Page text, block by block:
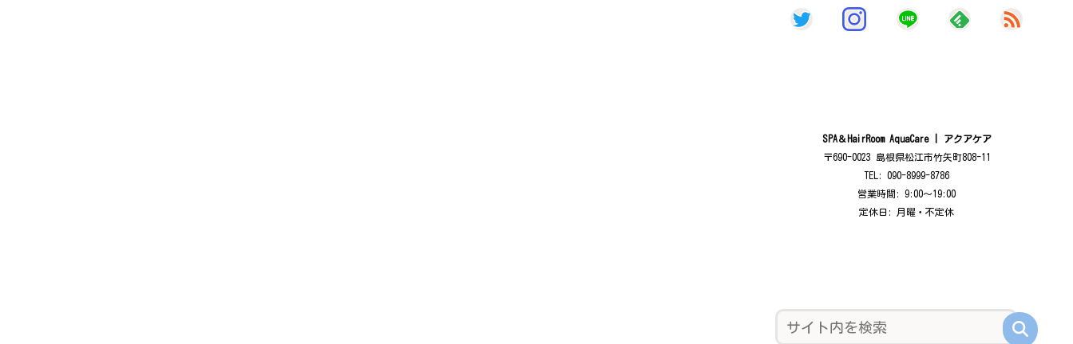
SPA＆HairRoom AquaCare | アクアケア
〒690-0023 島根県松江市竹矢町808-11
TEL: 090-8999-8786
営業時間: 9:00〜19:00
定休日: 月曜・不定休